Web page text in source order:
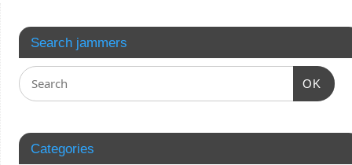
Search jammers
OK
Categories